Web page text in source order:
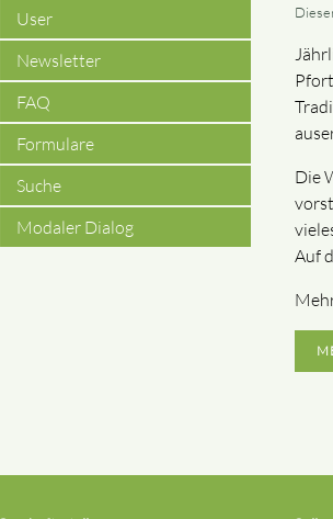
Die
Auf
User
Newsletter
FAQ
Formulare
Suche
Modaler Dialog